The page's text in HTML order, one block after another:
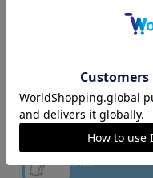
ティッシュ・
トイレット
ペーパー
キッチン